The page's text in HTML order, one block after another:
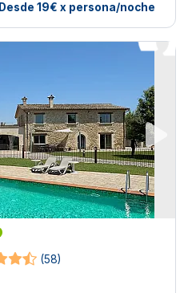
Desde 19€ x persona/noche
(58)